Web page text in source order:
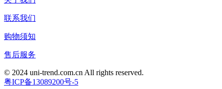
联系我们
购物须知
售后服务
© 2024 uni-trend.com.cn All rights reserved.
粤ICP备13089200号-5